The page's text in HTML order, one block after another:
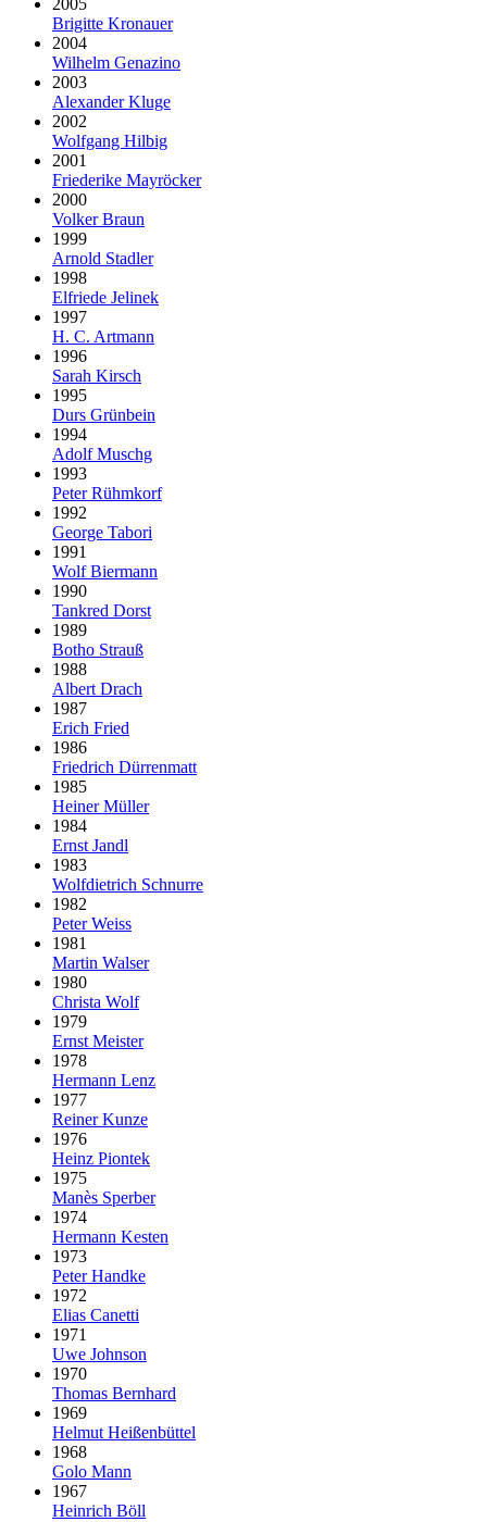
2005
Brigitte Kronauer
2004
Wilhelm Genazino
2003
Alexander Kluge
2002
Wolfgang Hilbig
2001
Friederike Mayröcker
2000
Volker Braun
1999
Arnold Stadler
1998
Elfriede Jelinek
1997
H. C. Artmann
1996
Sarah Kirsch
1995
Durs Grünbein
1994
Adolf Muschg
1993
Peter Rühmkorf
1992
George Tabori
1991
Wolf Biermann
1990
Tankred Dorst
1989
Botho Strauß
1988
Albert Drach
1987
Erich Fried
1986
Friedrich Dürrenmatt
1985
Heiner Müller
1984
Ernst Jandl
1983
Wolfdietrich Schnurre
1982
Peter Weiss
1981
Martin Walser
1980
Christa Wolf
1979
Ernst Meister
1978
Hermann Lenz
1977
Reiner Kunze
1976
Heinz Piontek
1975
Manès Sperber
1974
Hermann Kesten
1973
Peter Handke
1972
Elias Canetti
1971
Uwe Johnson
1970
Thomas Bernhard
1969
Helmut Heißenbüttel
1968
Golo Mann
1967
Heinrich Böll